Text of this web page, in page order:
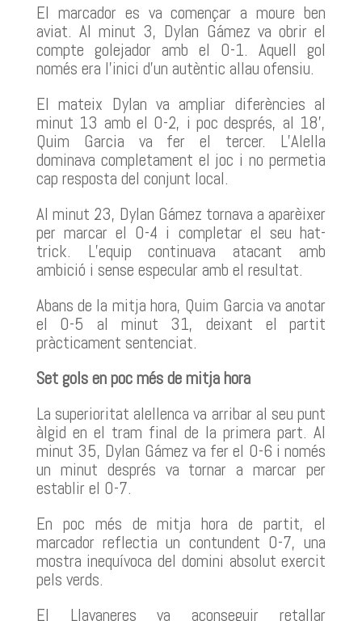
El marcador es va començar a moure ben
aviat. Al minut 3, Dylan Gámez va obrir el
compte golejador amb el 0-1. Aquell gol
només era l’inici d’un autèntic allau ofensiu.
El mateix Dylan va ampliar diferències al
minut 13 amb el 0-2, i poc després, al 18’,
Quim Garcia va fer el tercer. L’Alella
dominava completament el joc i no permetia
cap resposta del conjunt local.
Al minut 23, Dylan Gámez tornava a aparèixer
per marcar el 0-4 i completar el seu hat-
trick. L’equip continuava atacant amb
ambició i sense especular amb el resultat.
Abans de la mitja hora, Quim Garcia va anotar
el 0-5 al minut 31, deixant el partit
pràcticament sentenciat.
Set gols en poc més de mitja hora
La superioritat alellenca va arribar al seu punt
àlgid en el tram final de la primera part. Al
minut 35, Dylan Gámez va fer el 0-6 i només
un minut després va tornar a marcar per
establir el 0-7.
En poc més de mitja hora de partit, el
marcador reflectia un contundent 0-7, una
mostra inequívoca del domini absolut exercit
pels verds.
El Llavaneres va aconseguir retallar